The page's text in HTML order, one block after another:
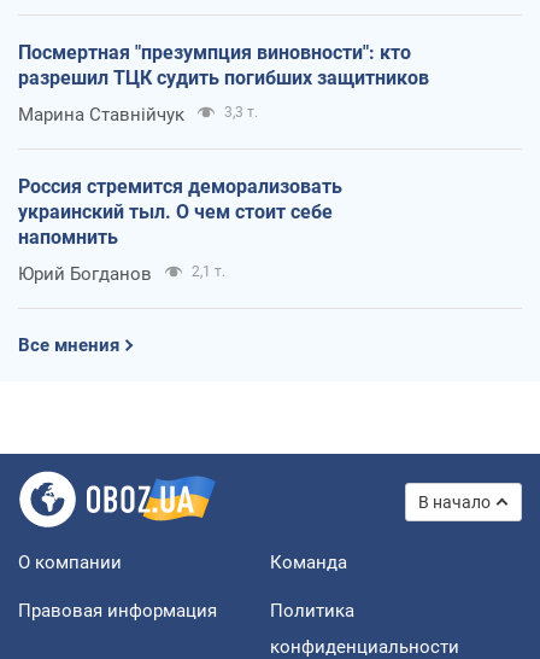
Посмертная "презумпция виновности": кто
разрешил ТЦК судить погибших защитников
Марина Ставнійчук 3,3 т.
Россия стремится деморализовать
украинский тыл. О чем стоит себе
напомнить
Юрий Богданов 2,1 т.
Все мнения
В начало
О компании Команда
Правовая информация
Политика
конфиденциальности